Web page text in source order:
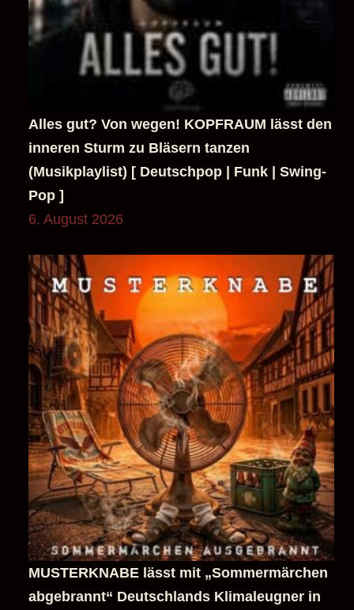
Alles gut? Von wegen! KOPFRAUM lässt den
inneren Sturm zu Bläsern tanzen
(Musikplaylist) [ Deutschpop | Funk | Swing-
6. August 2026
MUSTERKNABE lässt mit „Sommermärchen
abgebrannt“ Deutschlands Klimaleugner in
der eigenen Hitze schmoren (Musikvideo) [
Neue Deutsche Härte | Industrial Metal |
Electro Metal ]
26. Juli 2026